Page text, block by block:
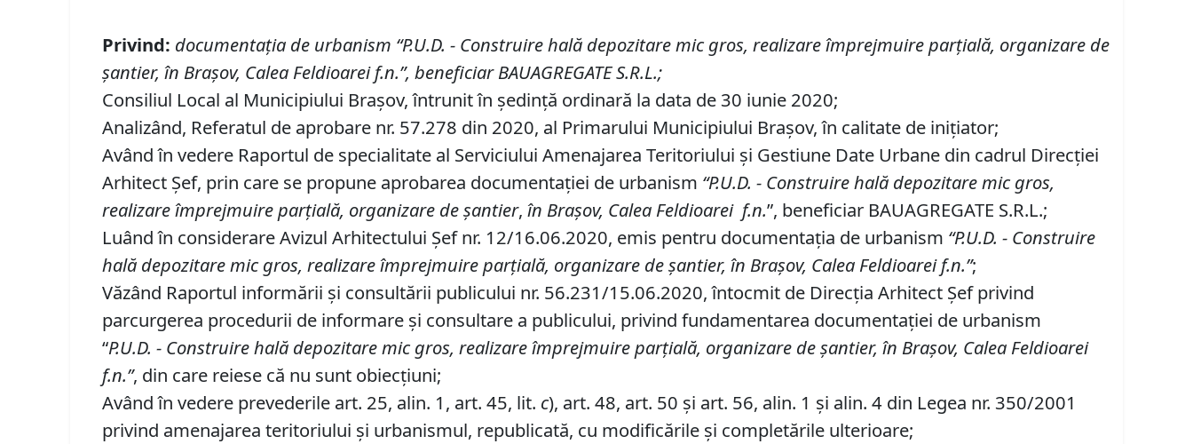
Privind: documentaţia de urbanism “P.U.D. - Construire hală depozitare mic gros, realizare împrejmuire parţială, organizare de
şantier, în Braşov, Calea Feldioarei f.n.”,beneficiarBAUAGREGATE S.R.L.;
Consiliul Local al Municipiului Brașov, întrunit în ședință ordinară la data de 30 iunie 2020;
Analizând, Referatul de aprobare nr. 57.278 din 2020, al Primarului Municipiului Braşov, în calitate de iniţiator;
Având în vedere Raportul de specialitate al Serviciului Amenajarea Teritoriului și Gestiune Date Urbane din cadrul Direcției
Arhitect Șef, prin care se propune aprobarea documentaţiei de urbanism “P.U.D. - Construire hală depozitare mic gros,
realizare împrejmuire parţială, organizare de şantier,în Braşov, Calea Feldioarei f.n.”, beneficiar BAUAGREGATE S.R.L.;
Luând în considerare Avizul Arhitectului Şef nr. 12/16.06.2020, emis pentru documentaţia de urbanism “P.U.D. - Construire
hală depozitare mic gros, realizare împrejmuire parţială, organizare de şantier, în Braşov, Calea Feldioarei f.n.”;
Văzând Raportul informării şi consultării publicului nr. 56.231/15.06.2020, întocmit de Direcţia Arhitect Şef privind
parcurgerea procedurii de informare şi consultare a publicului, privind fundamentarea documentaţiei de urbanism
“P.U.D. - Construire hală depozitare mic gros, realizare împrejmuire parţială, organizare de şantier, în Braşov, Calea Feldioarei
f.n.”, din care reiese că nu sunt obiecţiuni;
Având în vedere prevederile art. 25, alin. 1, art. 45, lit. c), art. 48, art. 50 şi art. 56, alin. 1 şi alin. 4 din Legea nr. 350/2001
privind amenajarea teritoriului şi urbanismul, republicată, cu modificările şi completările ulterioare;